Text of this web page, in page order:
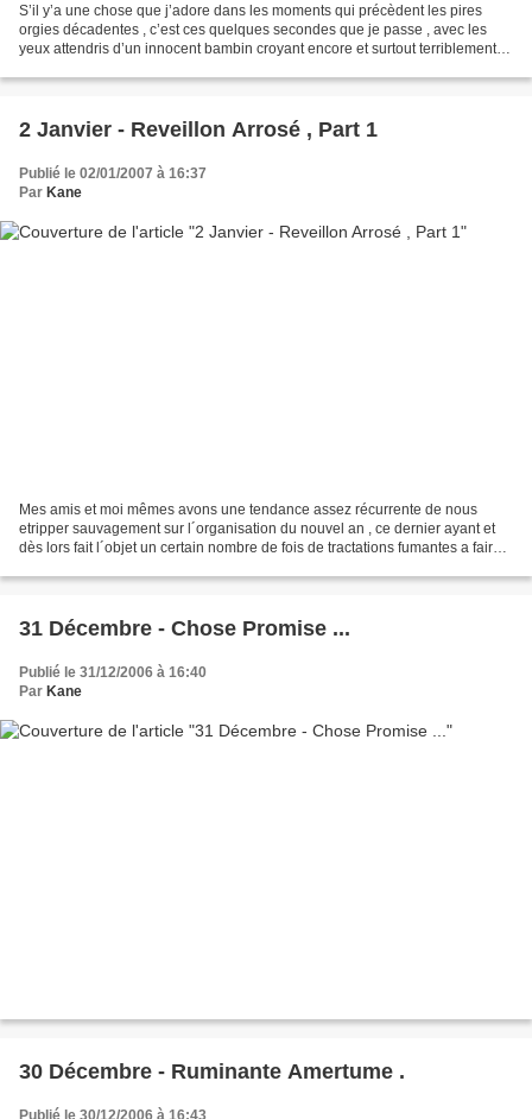
S’il y’a une chose que j’adore dans les moments qui précèdent les pires
orgies décadentes , c’est ces quelques secondes que je passe , avec les
yeux attendris d’un innocent bambin croyant encore et surtout terriblement
2 Janvier - Reveillon Arrosé , Part 1
Publié le 02/01/2007 à 16:37
Par Kane
Mes amis et moi mêmes avons une tendance assez récurrente de nous
etripper sauvagement sur l´organisation du nouvel an , ce dernier ayant et
dès lors fait l´objet un certain nombre de fois de tractations fumantes a faire
31 Décembre - Chose Promise ...
Publié le 31/12/2006 à 16:40
Par Kane
30 Décembre - Ruminante Amertume .
Publié le 30/12/2006 à 16:43